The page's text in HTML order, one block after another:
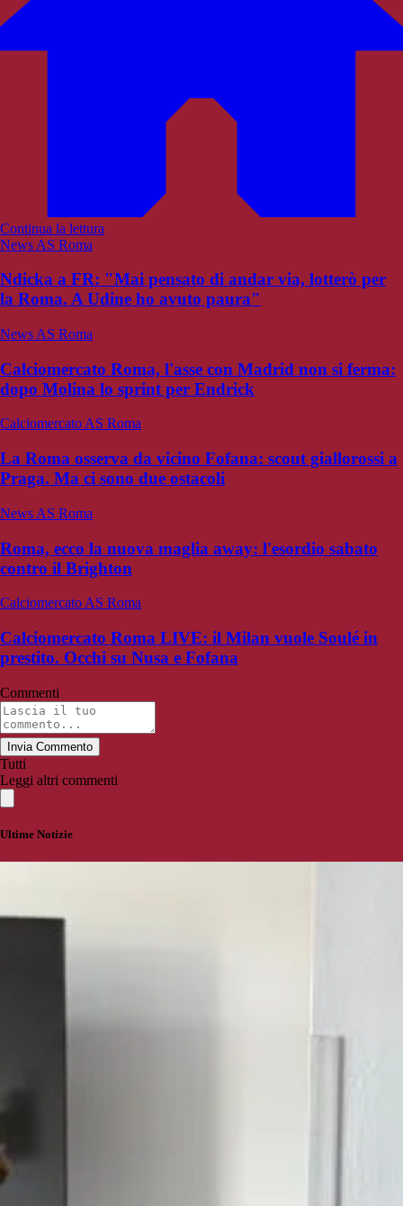
Continua la lettura
News AS Roma
Ndicka a FR: "Mai pensato di andar via, lotterò per
la Roma. A Udine ho avuto paura"
News AS Roma
Calciomercato Roma, l'asse con Madrid non si ferma:
dopo Molina lo sprint per Endrick
Calciomercato AS Roma
La Roma osserva da vicino Fofana: scout giallorossi a
Praga. Ma ci sono due ostacoli
News AS Roma
Roma, ecco la nuova maglia away: l'esordio sabato
contro il Brighton
Calciomercato AS Roma
Calciomercato Roma LIVE: il Milan vuole Soulé in
prestito. Occhi su Nusa e Fofana
Commenti
Invia Commento
Tutti
Leggi altri commenti
Ultime Notizie